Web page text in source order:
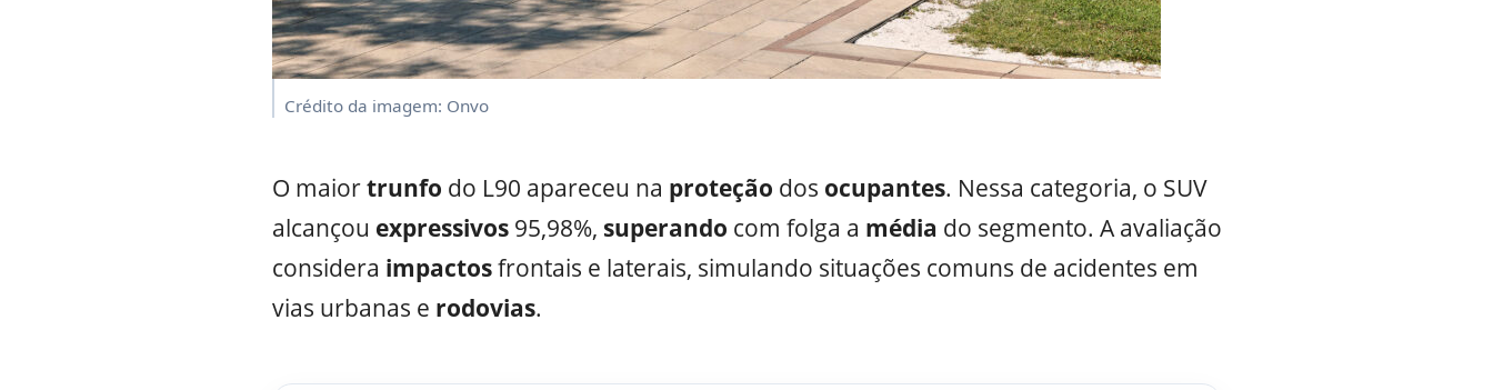
Crédito da imagem: Onvo
O maiortrunfo do L90 apareceu na proteção dos ocupantes. Nessa categoria, o SUV
alcançou expressivos95,98%, superando com folga a média do segmento. A avaliação
considera impactosfrontais e laterais, simulando situações comuns de acidentes em
vias urbanas e rodovias.